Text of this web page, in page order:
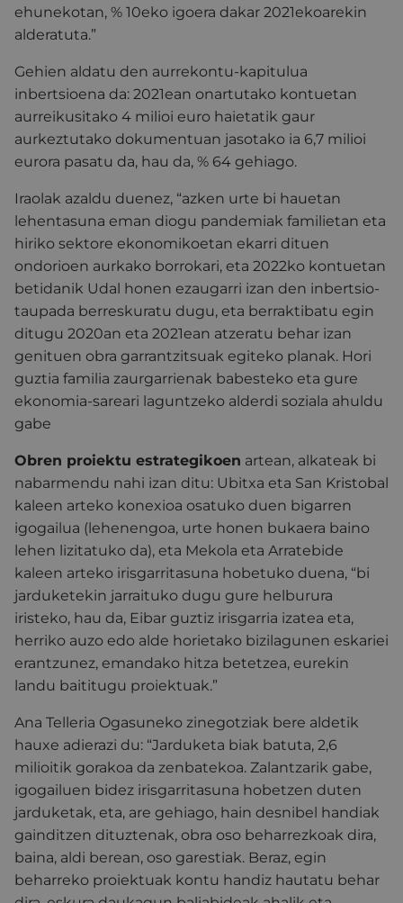
ehunekotan, % 10eko igoera dakar 2021ekoarekin
alderatuta.”
Gehien aldatu den aurrekontu-kapitulua
inbertsioena da: 2021ean onartutako kontuetan
aurreikusitako 4 milioi euro haietatik gaur
aurkeztutako dokumentuan jasotako ia 6,7 milioi
eurora pasatu da, hau da, % 64 gehiago.
Iraolak azaldu duenez, “azken urte bi hauetan
lehentasuna eman diogu pandemiak familietan eta
hiriko sektore ekonomikoetan ekarri dituen
ondorioen aurkako borrokari, eta 2022ko kontuetan
betidanik Udal honen ezaugarri izan den inbertsio-
taupada berreskuratu dugu, eta berraktibatu egin
ditugu 2020an eta 2021ean atzeratu behar izan
genituen obra garrantzitsuak egiteko planak. Hori
guztia familia zaurgarrienak babesteko eta gure
ekonomia-sareari laguntzeko alderdi soziala ahuldu
gabe
Obren proiektu estrategikoen artean, alkateak bi
nabarmendu nahi izan ditu: Ubitxa eta San Kristobal
kaleen arteko konexioa osatuko duen bigarren
igogailua (lehenengoa, urte honen bukaera baino
lehen lizitatuko da), eta Mekola eta Arratebide
kaleen arteko irisgarritasuna hobetuko duena, “bi
jarduketekin jarraituko dugu gure helburura
iristeko, hau da, Eibar guztiz irisgarria izatea eta,
herriko auzo edo alde horietako bizilagunen eskariei
erantzunez, emandako hitza betetzea, eurekin
landu baititugu proiektuak.”
Ana Telleria Ogasuneko zinegotziak bere aldetik
hauxe adierazi du: “Jarduketa biak batuta, 2,6
milioitik gorakoa da zenbatekoa. Zalantzarik gabe,
igogailuen bidez irisgarritasuna hobetzen duten
jarduketak, eta, are gehiago, hain desnibel handiak
gainditzen dituztenak, obra oso beharrezkoak dira,
baina, aldi berean, oso garestiak. Beraz, egin
beharreko proiektuak kontu handiz hautatu behar